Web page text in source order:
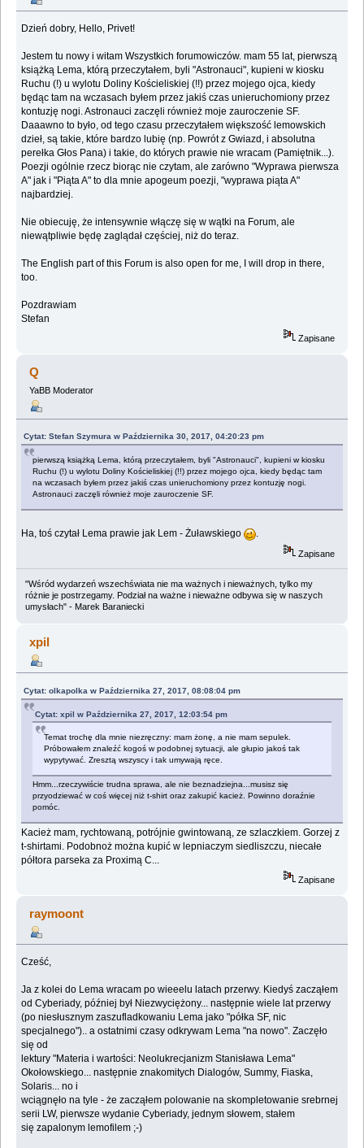
Dzień dobry, Hello, Privet!
Jestem tu nowy i witam Wszystkich forumowiczów. mam 55 lat, pierwszą
książką Lema, którą przeczytałem, byli "Astronauci", kupieni w kiosku
Ruchu (!) u wylotu Doliny Kościeliskiej (!!) przez mojego ojca, kiedy
będąc tam na wczasach byłem przez jakiś czas unieruchomiony przez
kontuzję nogi. Astronauci zaczęli również moje zauroczenie SF.
Daaawno to było, od tego czasu przeczytałem większość lemowskich
dzieł, są takie, które bardzo lubię (np. Powrót z Gwiazd, i absolutna
perełka Głos Pana) i takie, do których prawie nie wracam (Pamiętnik...).
Poezji ogólnie rzecz biorąc nie czytam, ale zarówno "Wyprawa pierwsza
A" jak i "Piąta A" to dla mnie apogeum poezji, "wyprawa piąta A"
najbardziej.
Nie obiecuję, że intensywnie włączę się w wątki na Forum, ale
niewątpliwie będę zaglądał częściej, niż do teraz.
The English part of this Forum is also open for me, I will drop in there,
too.
Pozdrawiam
Stefan
Zapisane
Q
YaBB Moderator
Cytat: Stefan Szymura w Października 30, 2017, 04:20:23 pm
pierwszą książką Lema, którą przeczytałem, byli "Astronauci", kupieni w kiosku
Ruchu (!) u wylotu Doliny Kościeliskiej (!!) przez mojego ojca, kiedy będąc tam
na wczasach byłem przez jakiś czas unieruchomiony przez kontuzję nogi.
Astronauci zaczęli również moje zauroczenie SF.
Ha, toś czytał Lema prawie jak Lem - Żuławskiego .
Zapisane
"Wśród wydarzeń wszechświata nie ma ważnych i nieważnych, tylko my
różnie je postrzegamy. Podział na ważne i nieważne odbywa się w naszych
umysłach" - Marek Baraniecki
xpil
Cytat: olkapolka w Października 27, 2017, 08:08:04 pm
Cytat: xpil w Października 27, 2017, 12:03:54 pm
Temat trochę dla mnie niezręczny: mam żonę, a nie mam sepulek.
Próbowałem znaleźć kogoś w podobnej sytuacji, ale głupio jakoś tak
wypytywać. Zresztą wszyscy i tak umywają ręce.
Hmm...rzeczywiście trudna sprawa, ale nie beznadziejna...musisz się
przyodziewać w coś więcej niż t-shirt oraz zakupić kacież. Powinno doraźnie
pomóc.
Kacież mam, rychtowaną, potrójnie gwintowaną, ze szlaczkiem. Gorzej z
t-shirtami. Podobnoż można kupić w lepniaczym siedliszczu, niecałe
półtora parseka za Proximą C...
Zapisane
raymoont
Cześć,
Ja z kolei do Lema wracam po wieeelu latach przerwy. Kiedyś zacząłem
od Cyberiady, później był Niezwyciężony... następnie wiele lat przerwy
(po niesłusznym zaszufladkowaniu Lema jako "półka SF, nic
specjalnego").. a ostatnimi czasy odkrywam Lema "na nowo". Zaczęło
się od
lektury "Materia i wartości: Neolukrecjanizm Stanisława Lema"
Okołowskiego... następnie znakomitych Dialogów, Summy, Fiaska,
Solaris... no i
wciągnęło na tyle - że zacząłem polowanie na skompletowanie srebrnej
serii LW, pierwsze wydanie Cyberiady, jednym słowem, stałem
się zapalonym lemofilem ;-)